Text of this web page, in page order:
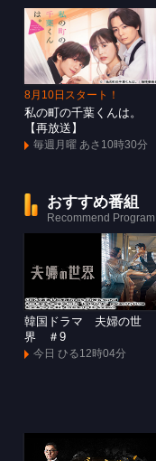
8月10日スタート！
私の町の千葉くんは。
【再放送】
毎週月曜 あさ10時30分
おすすめ番組
Recommend Program
韓国ドラマ 夫婦の世
界 ＃9
今日 ひる12時04分